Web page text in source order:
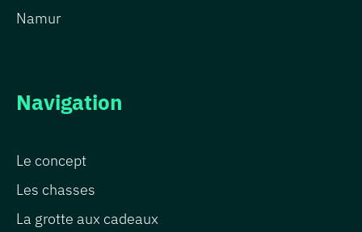
Navigation
Le concept
Les chasses
La grotte aux cadeaux
Namur